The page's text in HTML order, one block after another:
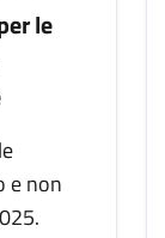
le
e non